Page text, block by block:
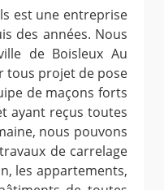
est une entreprise
des années. Nous
de Boisleux Au
tous projet de pose
de maçons forts
ayant reçus toutes
nous pouvons
de carrelage
les appartements,